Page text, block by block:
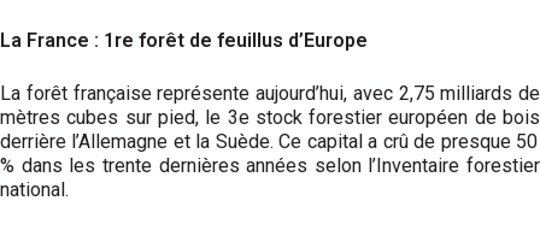
La France : 1re forêt de feuillus d’Europe
La forêt française représente aujourd’hui, avec 2,75 milliards de
mètres cubes sur pied, le 3e stock forestier européen de bois
derrière l’Allemagne et la Suède. Ce capital a crû de presque 50
% dans les trente dernières années selon l’Inventaire forestier
national.